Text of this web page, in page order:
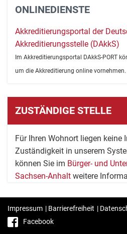
ONLINEDIENSTE
Akkreditierungsportal der
Akkreditierungsstelle (DAkkS)
Im Akkreditierungsportal DAkkS-PORT
um die Akkreditierung online vornehmen.
ZUSTÄNDIGE STELLE
Für Ihren Wohnort liegen keine
Zuständigkeit in unserem
können Sie im Bürger- und
Sachsen-Anhalt weitere
Impressum | Barrierefreiheit |
Facebook